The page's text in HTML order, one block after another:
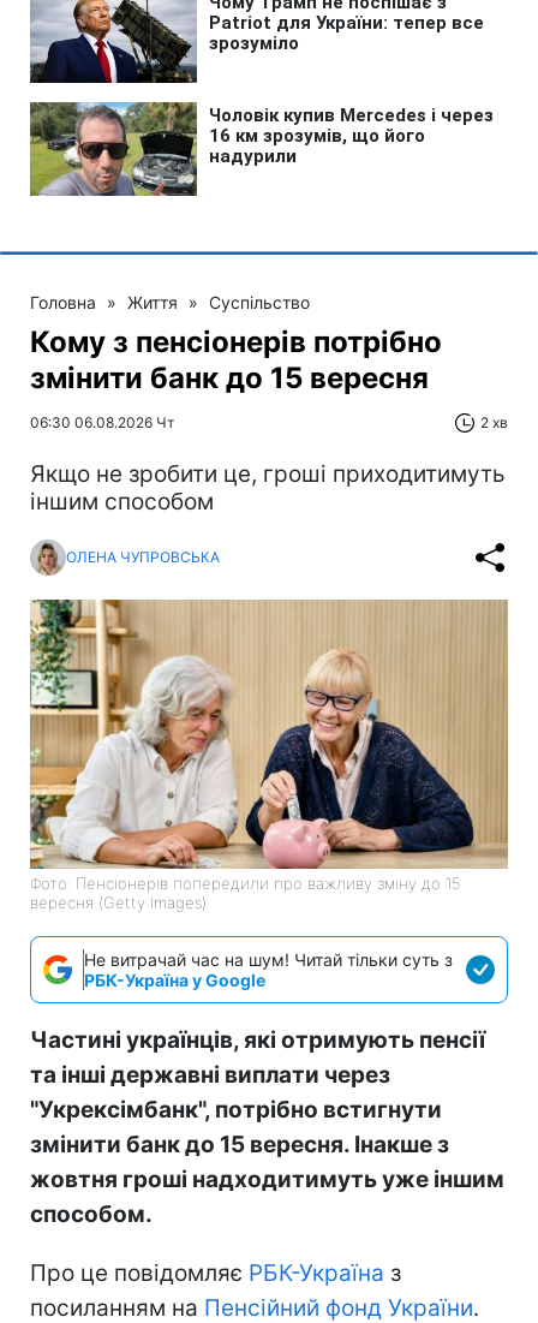
Головна » Життя » Суспільство
Кому з пенсіонерів потрібно
змінити банк до 15 вересня
06:30 06.08.2026 Чт 2 хв
Якщо не зробити це, гроші приходитимуть
іншим способом
ОЛЕНА ЧУПРОВСЬКА
Фото: Пенсіонерів попередили про важливу зміну до 15
вересня (Getty Images)
Не витрачай час на шум! Читай тільки суть з
РБК-Україна у Google
Частині українців, які отримують пенсії
та інші державні виплати через
"Укрексімбанк", потрібно встигнути
змінити банк до 15 вересня. Інакше з
жовтня гроші надходитимуть уже іншим
способом.
Про це повідомляє РБК-Україна з
посиланням на Пенсійний фонд України.